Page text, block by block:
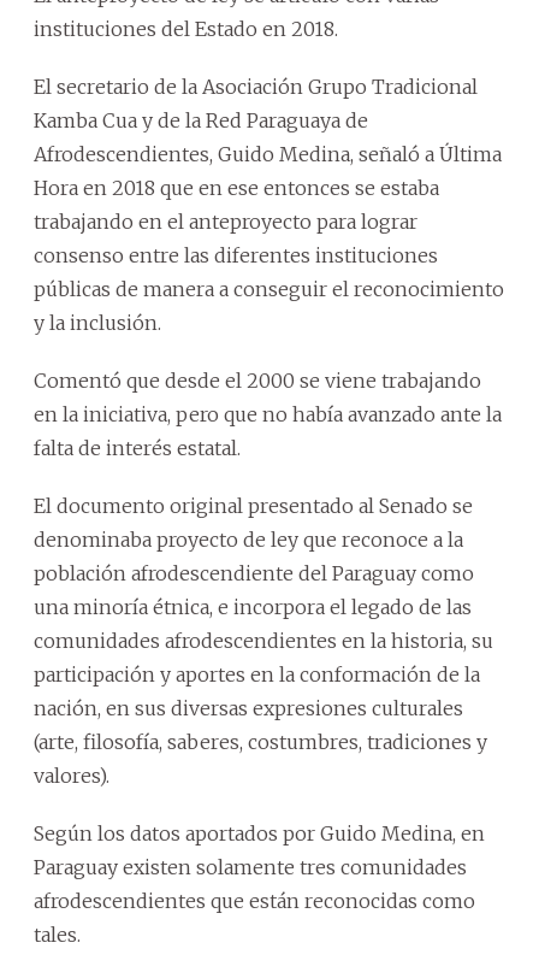
instituciones del Estado en 2018.
El secretario de la Asociación Grupo Tradicional
Kamba Cua y de la Red Paraguaya de
Afrodescendientes, Guido Medina, señaló a Última
Hora en 2018 que en ese entonces se estaba
trabajando en el anteproyecto para lograr
consenso entre las diferentes instituciones
públicas de manera a conseguir el reconocimiento
y la inclusión.
Comentó que desde el 2000 se viene trabajando
en la iniciativa, pero que no había avanzado ante la
falta de interés estatal.
El documento original presentado al Senado se
denominaba proyecto de ley que reconoce a la
población afrodescendiente del Paraguay como
una minoría étnica, e incorpora el legado de las
comunidades afrodescendientes en la historia, su
participación y aportes en la conformación de la
nación, en sus diversas expresiones culturales
(arte, filosofía, saberes, costumbres, tradiciones y
valores).
Según los datos aportados por Guido Medina, en
Paraguay existen solamente tres comunidades
afrodescendientes que están reconocidas como
tales.